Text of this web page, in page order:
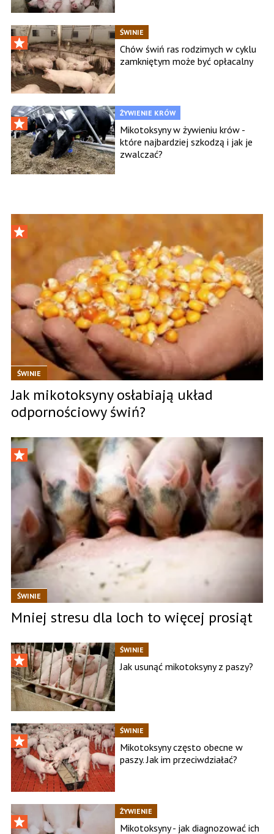
ŚWINIE
Chów świń ras rodzimych w cyklu
zamkniętym może być opłacalny
ŻYWIENIE KRÓW
Mikotoksyny w żywieniu krów -
które najbardziej szkodzą i jak je
zwalczać?
ŚWINIE
Jak mikotoksyny osłabiają układ
odpornościowy świń?
ŚWINIE
Mniej stresu dla loch to więcej prosiąt
ŚWINIE
Jak usunąć mikotoksyny z paszy?
ŚWINIE
Mikotoksyny często obecne w
paszy. Jak im przeciwdziałać?
ŻYWIENIE
Mikotoksyny - jak diagnozować ich